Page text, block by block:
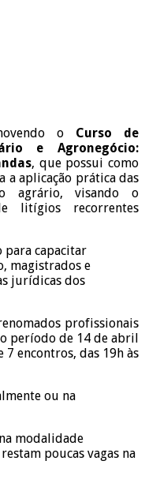
o Curso de
e Agronegócio:
, que possui como
a aplicação prática das
agrário, visando o
litígios recorrentes
para capacitar
magistrados e
jurídicas dos
profissionais
período de 14 de abril
encontros, das 19h às
ou na
modalidade
restam poucas vagas na